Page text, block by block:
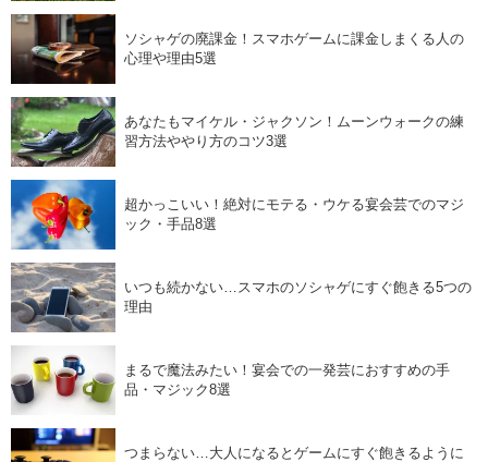
ソシャゲの廃課金！スマホゲームに課金しまくる人の
心理や理由5選
あなたもマイケル・ジャクソン！ムーンウォークの練
習方法ややり方のコツ3選
超かっこいい！絶対にモテる・ウケる宴会芸でのマジ
ック・手品8選
いつも続かない…スマホのソシャゲにすぐ飽きる5つの
理由
まるで魔法みたい！宴会での一発芸におすすめの手
品・マジック8選
つまらない…大人になるとゲームにすぐ飽きるように